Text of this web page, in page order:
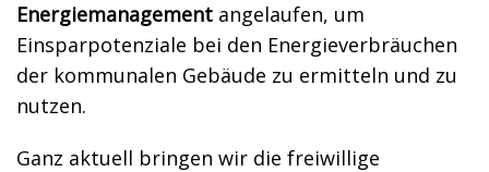
Energiemanagement angelaufen, um
Einsparpotenziale bei den Energieverbräuchen
der kommunalen Gebäude zu ermitteln und zu
nutzen.
Ganz aktuell bringen wir die freiwillige